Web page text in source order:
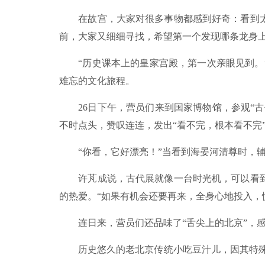
在故宫，大家对很多事物都感到好奇：看到
前，大家又细细寻找，希望第一个发现哪条龙身
“历史课本上的皇家宫殿，第一次亲眼见到。
难忘的文化旅程。
26日下午，营员们来到国家博物馆，参观“古
不时点头，赞叹连连，发出“看不完，根本看不完
“你看，它好漂亮！”当看到海晏河清尊时，
许芃成说，古代展就像一台时光机，可以看
的热爱。“如果有机会还要再来，全身心地投入
连日来，营员们还品味了“舌尖上的北京”，
历史悠久的老北京传统小吃豆汁儿，因其特殊